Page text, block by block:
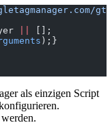
[];
);}
als einzigen Script